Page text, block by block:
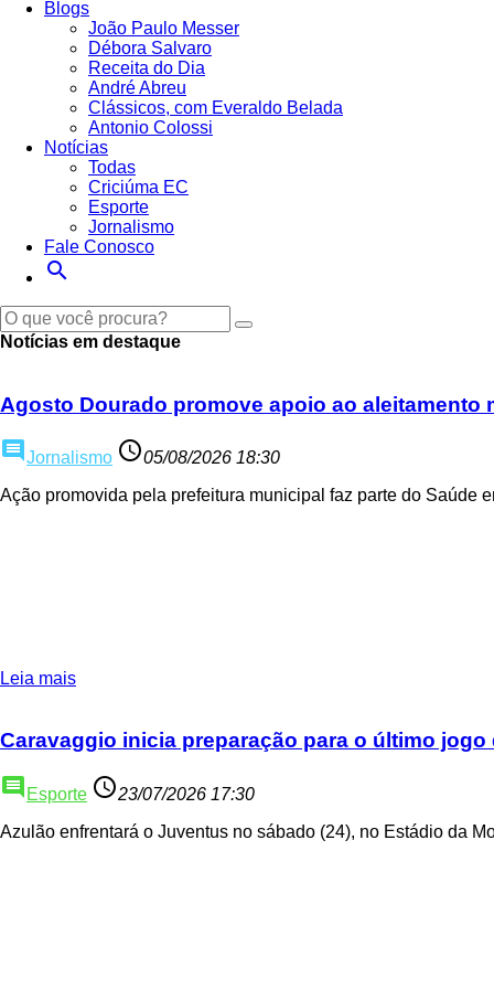
Blogs
João Paulo Messer
Débora Salvaro
Receita do Dia
André Abreu
Clássicos, com Everaldo Belada
Antonio Colossi
Notícias
Todas
Criciúma EC
Esporte
Jornalismo
Fale Conosco
search
Notícias em destaque
Agosto Dourado promove apoio ao aleitamento
comment Jornalismo access_time05/08/2026 18:30
Ação promovida pela prefeitura municipal faz parte do Saúde
Leia mais
Caravaggio inicia preparação para o último jogo
comment Esporte access_time23/07/2026 17:30
Azulão enfrentará o Juventus no sábado (24), no Estádio da